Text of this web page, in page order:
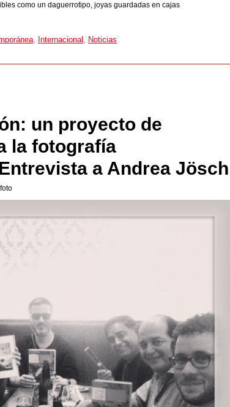
como un daguerrotipo, joyas guardadas en cajas
, Internacional , Noticias
un proyecto de
la fotografía
a Andrea Jösch